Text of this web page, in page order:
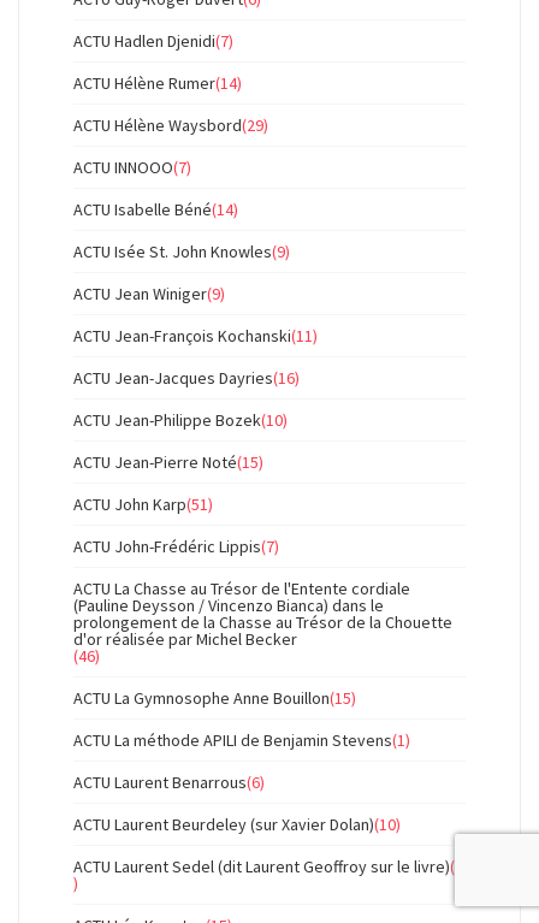
ACTU Hadlen Djenidi(7)
ACTU Hélène Rumer(14)
ACTU Hélène Waysbord(29)
ACTU INNOOO(7)
ACTU Isabelle Béné(14)
ACTU Isée St. John Knowles(9)
ACTU Jean Winiger(9)
ACTU Jean-François Kochanski(11)
ACTU Jean-Jacques Dayries(16)
ACTU Jean-Philippe Bozek(10)
ACTU Jean-Pierre Noté(15)
ACTU John Karp(51)
ACTU John-Frédéric Lippis(7)
ACTU La Chasse au Trésor de l'Entente cordiale
(Pauline Deysson / Vincenzo Bianca) dans le
prolongement de la Chasse au Trésor de la Chouette
d'or réalisée par Michel Becker
(46)
ACTU La Gymnosophe Anne Bouillon(15)
ACTU La méthode APILI de Benjamin Stevens(1)
ACTU Laurent Benarrous(6)
ACTU Laurent Beurdeley (sur Xavier Dolan)(10)
ACTU Laurent Sedel (dit Laurent Geoffroy sur le livre)(9
)